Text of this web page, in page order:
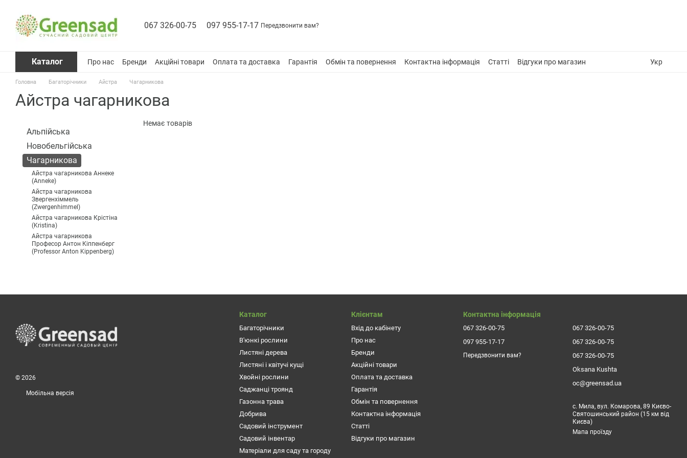
067 326-00-75 097 955-17-17 Передзвонити вам?
Каталог Про нас Бренди Акційні товари Оплата та доставка Гарантія Обмін та повернення Контактна інформація Статті Відгуки про магазин Укр
Головна Багаторічники Айстра Чагарникова
Айстра чагарникова
Немає товарів
Альпійська
Новобельгійська
Чагарникова
Айстра чагарникова Аннеке
(Anneke)
Айстра чагарникова
Звергенхіммель
(Zwergenhimmel)
Айстра чагарникова Крістіна
(Kristina)
Айстра чагарникова
Професор Антон Кіппенберг
(Professor Anton Kippenberg)
© 2026
Мобільна версія
Каталог
Багаторічники
В'юнкі рослини
Листяні дерева
Листяні і квітучі кущі
Хвойні рослини
Саджанці троянд
Газонна трава
Добрива
Садовий інструмент
Садовий інвентар
Матеріали для саду та городу
Клієнтам
Вхід до кабінету
Про нас
Бренди
Акційні товари
Оплата та доставка
Гарантія
Обмін та повернення
Контактна інформація
Статті
Відгуки про магазин
Контактна інформація
067 326-00-75
097 955-17-17
Передзвонити вам?
067 326-00-75
067 326-00-75
067 326-00-75
Oksana Kushta
oc@greensad.ua
с. Мила, вул. Комарова, 89 Києво-
Святошинський район (15 км від
Києва)
Мапа проїзду